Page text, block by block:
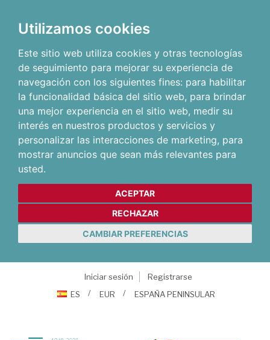
Utilizamos cookies
Este sitio web utiliza cookies y otras tecnologías
de seguimiento para mejorar su experiencia de
navegación con los siguientes fines: para habilitar
la funcionalidad básica del sitio web, para brindar
una mejor experiencia en el sitio web, medir su
interés en nuestros productos y servicios y
personalizar las interacciones de marketing, para
mostrar anuncios que sean más relevantes para
usted.
ACEPTAR
RECHAZAR
CAMBIAR PREFERENCIAS
Iniciar sesión
Registrarse
ES
EUR ESPAÑA PENINSULAR